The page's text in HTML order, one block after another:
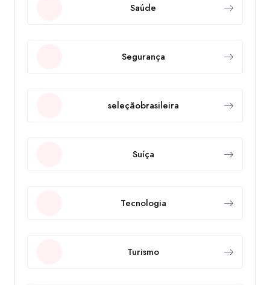
Saúde
Segurança
seleçãobrasileira
Suíça
Tecnologia
Turismo